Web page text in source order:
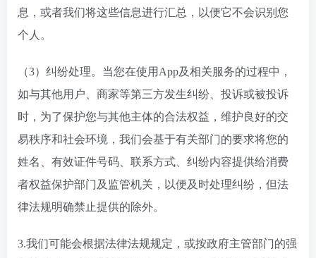
息，或者我们将这些信息进行汇总，以便它不会识别您
个人。
（3）纠纷处理。当您在使用App及相关服务的过程中，
如与其他用户、商家等第三方发生纠纷、投诉或被投诉
时，为了保护您与其他主体的合法权益，维护良好的交
易秩序和社会环境，我们会基于有关部门的要求将您的
姓名、有效证件号码、联系方式、纠纷内容提供给消费
者权益保护部门及监管机关，以便及时处理纠纷，但法
律法规明确禁止提供的除外。
3.我们可能会根据法律法规规定，或按政府主管部门的强